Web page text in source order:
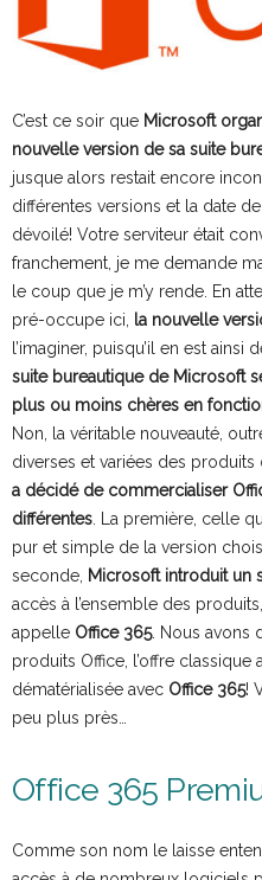
C’est ce soir que Microsoft
nouvelle version de sa suite
jusque alors restait encore
différentes versions et la date
dévoilé! Votre serviteur était
franchement, je me demande
le coup que je m’y rende. En
pré-occupe ici,
la nouvelle
l’imaginer, puisqu’il en est ainsi
suite bureautique de Microsoft
plus ou moins chères en
Non, la véritable nouveauté,
diverses et variées des produits
a décidé de commercialiser
différentes . La première, celle
pur et simple de la version
seconde, Microsoft introduit un
accès à l’ensemble des
appelle Office 365. Nous avons
produits Office, l’offre classique
dématérialisée avec Office 365!
peu plus près…
Office 365
Comme son nom le laisse